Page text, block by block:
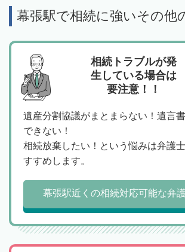
幕張駅で相続に強いその他
相続トラブルが発
生している場合は
要注意！！
遺産分割協議がまとまらない！遺言
できない！
相続放棄したい！という悩みは弁護
すすめします。
幕張駅近くの相続対応可能な弁